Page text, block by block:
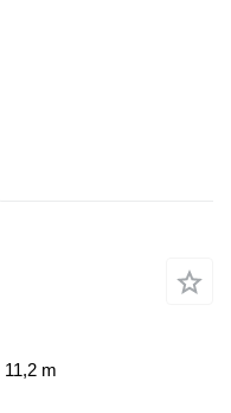
11,2 m